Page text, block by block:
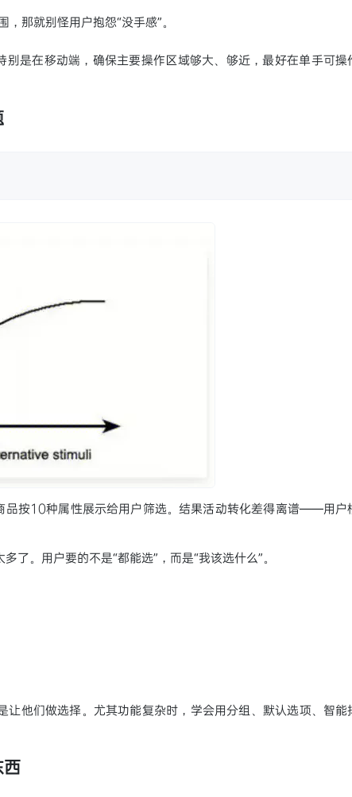
那就别怪用户抱怨“没手感”。
别是在移动端，确保主要操作区域够大、够近，最好在单手可操
品按10种属性展示给用户筛选。结果活动转化差得离谱——用户
了。用户要的不是“都能选”，而是“我该选什么”。
让他们做选择。尤其功能复杂时，学会用分组、默认选项、智能